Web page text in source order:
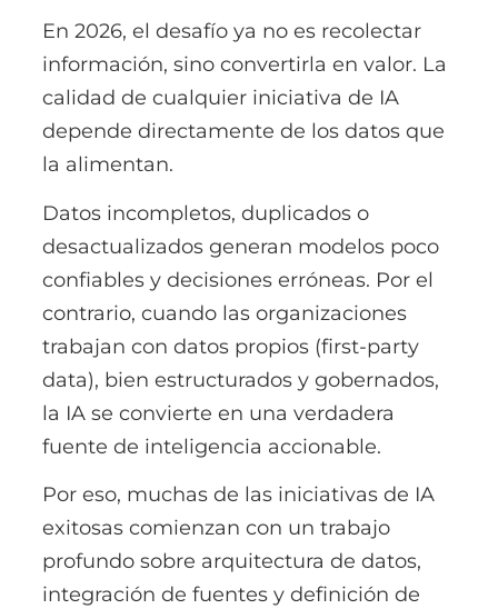
En 2026, el desafío ya no es recolectar
información, sino convertirla en valor. La
calidad de cualquier iniciativa de IA
depende directamente de los datos que
la alimentan.
Datos incompletos, duplicados o
desactualizados generan modelos poco
confiables y decisiones erróneas. Por el
contrario, cuando las organizaciones
trabajan con datos propios (first-party
data), bien estructurados y gobernados,
la IA se convierte en una verdadera
fuente de inteligencia accionable.
Por eso, muchas de las iniciativas de IA
exitosas comienzan con un trabajo
profundo sobre arquitectura de datos,
integración de fuentes y definición de